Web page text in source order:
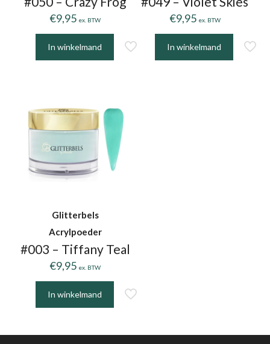
€9,95 ex. BTW
In winkelmand
€9,95 ex. BTW
In winkelmand
Glitterbels
Acrylpoeder
#003 – Tiffany Teal
€9,95 ex. BTW
In winkelmand